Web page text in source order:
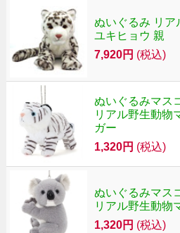
ぬいぐるみ リア
ユキヒョウ 親
7,920円 (税込)
ぬいぐるみマス
リアル野生動物
ガー
1,320円 (税込)
ぬいぐるみマス
リアル野生動物
1,320円 (税込)